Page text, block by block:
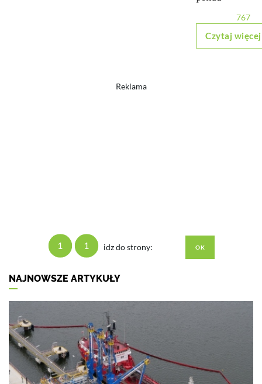
767
Czytaj więcej
Reklama
1 1 idz do strony:
NAJNOWSZE ARTYKUŁY